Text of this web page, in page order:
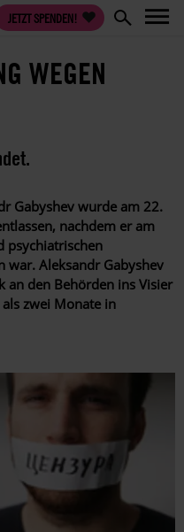
JETZT SPENDEN!
WEGEN
Gabyshev wurde am 22.
nachdem er am
psychiatrischen
war. Aleksandr Gabyshev
an den Behörden ins Visier
zwei Monate in